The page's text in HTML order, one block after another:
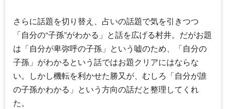
さらに話題を切り替え、占いの話題で気を引きつつ
「自分の“子孫”がわかる」と話を広げる村井。だがお題
は「自分が卑弥呼の子孫」という嘘のため、「自分の
子孫」がわかるという話ではお題クリアにはならな
い。しかし機転を利かせた勝又が、むしろ「自分が誰
の子孫かわかる」という方向の話だと整理してくれ
た。